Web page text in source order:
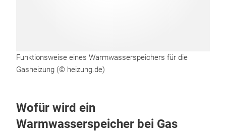
Funktionsweise eines Warmwasserspeichers für die
Gasheizung (© heizung.de)
Wofür wird ein
Warmwasserspeicher bei Gas